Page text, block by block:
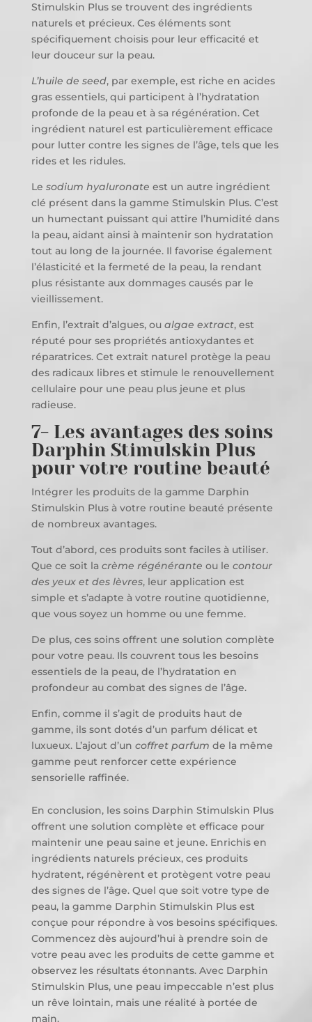
Stimulskin Plus se trouvent des ingrédients
naturels et précieux. Ces éléments sont
spécifiquement choisis pour leur efficacité et
leur douceur sur la peau.
L’huile de seed, par exemple, est riche en acides
gras essentiels, qui participent à l’hydratation
profonde de la peau et à sa régénération. Cet
ingrédient naturel est particulièrement efficace
pour lutter contre les signes de l’âge, tels que les
rides et les ridules.
Le sodium hyaluronate est un autre ingrédient
clé présent dans la gamme Stimulskin Plus. C’est
un humectant puissant qui attire l’humidité dans
la peau, aidant ainsi à maintenir son hydratation
tout au long de la journée. Il favorise également
l’élasticité et la fermeté de la peau, la rendant
plus résistante aux dommages causés par le
vieillissement.
Enfin, l’extrait d’algues, ou algae extract, est
réputé pour ses propriétés antioxydantes et
réparatrices. Cet extrait naturel protège la peau
des radicaux libres et stimule le renouvellement
cellulaire pour une peau plus jeune et plus
radieuse.
7- Les avantages des soins
Darphin Stimulskin Plus
pour votre routine beauté
Intégrer les produits de la gamme Darphin
Stimulskin Plus à votre routine beauté présente
de nombreux avantages.
Tout d’abord, ces produits sont faciles à utiliser.
Que ce soit la crème régénérante ou le contour
des yeux et des lèvres, leur application est
simple et s’adapte à votre routine quotidienne,
que vous soyez un homme ou une femme.
De plus, ces soins offrent une solution complète
pour votre peau. Ils couvrent tous les besoins
essentiels de la peau, de l’hydratation en
profondeur au combat des signes de l’âge.
Enfin, comme il s’agit de produits haut de
gamme, ils sont dotés d’un parfum délicat et
luxueux. L’ajout d’un coffret parfum de la même
gamme peut renforcer cette expérience
sensorielle raffinée.
En conclusion, les soins Darphin Stimulskin Plus
offrent une solution complète et efficace pour
maintenir une peau saine et jeune. Enrichis en
ingrédients naturels précieux, ces produits
hydratent, régénèrent et protègent votre peau
des signes de l’âge. Quel que soit votre type de
peau, la gamme Darphin Stimulskin Plus est
conçue pour répondre à vos besoins spécifiques.
Commencez dès aujourd’hui à prendre soin de
votre peau avec les produits de cette gamme et
observez les résultats étonnants. Avec Darphin
Stimulskin Plus, une peau impeccable n’est plus
un rêve lointain, mais une réalité à portée de
main.